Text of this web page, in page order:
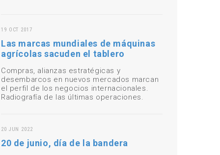
19 OCT 2017
Las marcas mundiales de máquinas
agrícolas sacuden el tablero
Compras, alianzas estratégicas y
desembarcos en nuevos mercados marcan
el perfil de los negocios internacionales.
Radiografía de las últimas operaciones.
20 JUN 2022
20 de junio, día de la bandera